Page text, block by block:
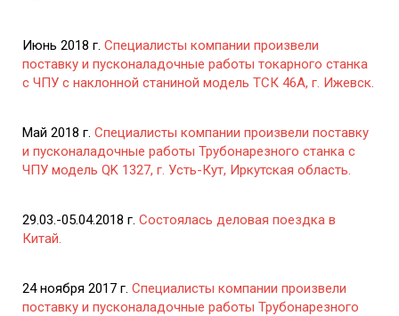
Июнь 2018 г. Специалисты компании произвели
поставку и пусконаладочные работы токарного станка
с ЧПУ с наклонной станиной модель ТСК 46А, г. Ижевск.
Май 2018 г. Специалисты компании произвели поставку
и пусконаладочные работы Трубонарезного станка с
ЧПУ модель QK 1327, г. Усть-Кут, Иркутская область.
29.03.-05.04.2018 г. Состоялась деловая поездка в
Китай.
24 ноября 2017 г. Специалисты компании произвели
поставку и пусконаладочные работы Трубонарезного